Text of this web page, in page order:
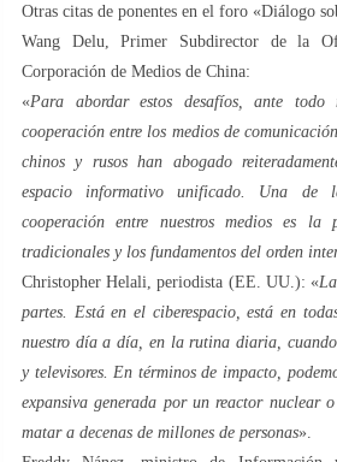
Otras citas de ponentes en el foro «Diálogo
Wang Delu, Primer Subdirector de la
Corporación de Medios de China:
«Para abordar estos desafíos, ante todo
cooperación entre los medios de
chinos y rusos han abogado
espacio informativo unificado. Una de
cooperación entre nuestros medios es la
tradicionales y los fundamentos del orden
Christopher Helali, periodista (EE. UU.): «
partes. Está en el ciberespacio, está en
nuestro día a día, en la rutina diaria, cuando
y televisores. En términos de impacto,
expansiva generada por un reactor nuclear
matar a decenas de millones de personas».